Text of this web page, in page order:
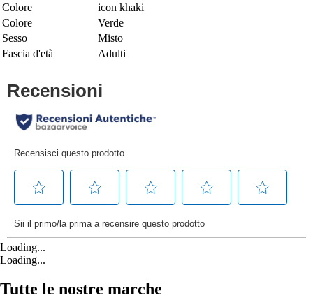
Colore
icon khaki
Colore
Verde
Sesso
Misto
Fascia d'età
Adulti
Loading...
Loading...
Tutte le nostre marche